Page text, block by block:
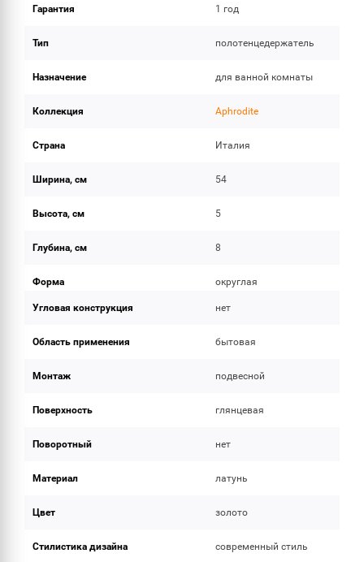
Гарантия 1 год
Тип полотенцедержатель
Назначение для ванной комнаты
Коллекция Aphrodite
Страна Италия
Ширина, см 54
Высота, см 5
Глубина, см 8
Форма округлая
Угловая конструкция нет
Область применения бытовая
Монтаж подвесной
Поверхность глянцевая
Поворотный нет
Материал латунь
Цвет золото
Стилистика дизайна современный стиль